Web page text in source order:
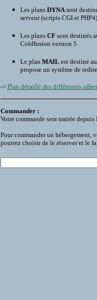
Les plans DYNAsont
serveur (scripts CGI et PHP4)
Les plans CF sont destinés
Coldfusion version 5
Le plan MAIL est destiné
propose un système de
-> Plan détaillé des différentes
Commander :
Votre commande sera traitée
Pour commander un hébergement,
pourrez choisir de le réserver et le